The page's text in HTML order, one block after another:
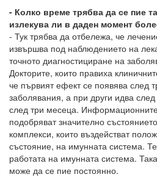
- Колко време трябва да се пие
излекува ли в даден момент
- Тук трябва да отбележа, че
извършва под наблюдението на
точното диагностициране на
Докторите, които правиха
че първият ефект се появява след
заболявания, а при други идва
след три месеца.
подобряват значително
комплекси, които въздействат
състояние, на имунната система.
работата на имунната система.
може да се пие постоянно.